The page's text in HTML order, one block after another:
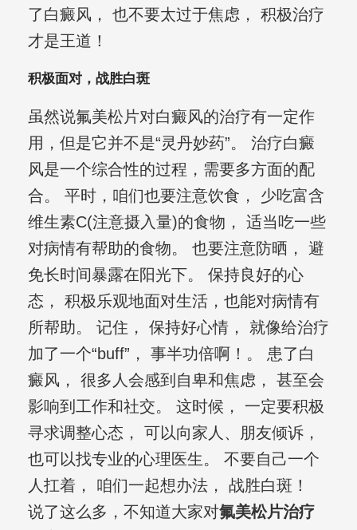
了白癜风， 也不要太过于焦虑， 积极治疗
才是王道！
积极面对，战胜白斑
虽然说氟美松片对白癜风的治疗有一定作
用，但是它并不是“灵丹妙药”。 治疗白癜
风是一个综合性的过程，需要多方面的配
合。 平时，咱们也要注意饮食， 少吃富含
维生素C(注意摄入量)的食物， 适当吃一些
对病情有帮助的食物。 也要注意防晒， 避
免长时间暴露在阳光下。 保持良好的心
态， 积极乐观地面对生活，也能对病情有
所帮助。 记住， 保持好心情， 就像给治疗
加了一个“buff”， 事半功倍啊！。 患了白
癜风， 很多人会感到自卑和焦虑， 甚至会
影响到工作和社交。 这时候， 一定要积极
寻求调整心态， 可以向家人、朋友倾诉，
也可以找专业的心理医生。 不要自己一个
人扛着， 咱们一起想办法， 战胜白斑！
说了这么多，不知道大家对氟美松片治疗